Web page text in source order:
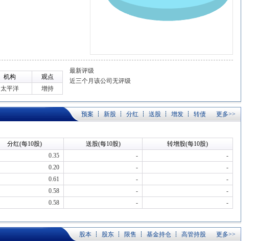
机构
观点
太平洋 增持
最新评级
近三个月该公司无评级
预案 新股 分红 送股 增发 转债 更多>>
分红(每10股) 送股(每10股)
转增股(每10股)
0.35 -
-
0.20 -
-
0.61 -
-
0.58 -
-
0.58 - -
股本 股东 限售 基金持仓 高管持股 更多>>